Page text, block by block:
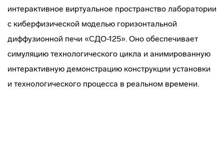
интерактивное виртуальное пространство лаборатории
с киберфизической моделью горизонтальной
диффузионной печи «СДО-125». Оно обеспечивает
симуляцию технологического цикла и анимированную
интерактивную демонстрацию конструкции установки
и технологического процесса в реальном времени.